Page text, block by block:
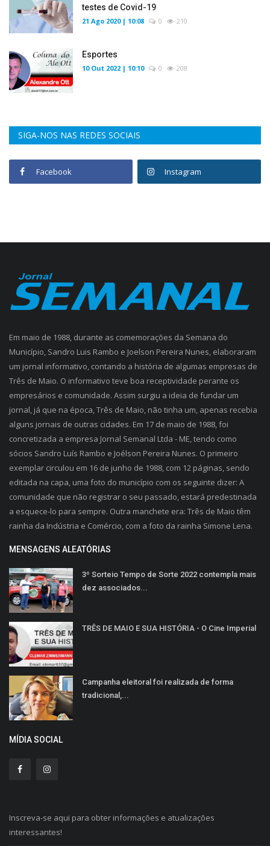
testes de Covid-19
21 Ago 2020 | 10:08 0 210
Esportes
10 Out 2022 | 10:10 0 208
SIGA-NOS NAS REDES SOCIAIS
Facebook Instagram
Em maio de 1988, durante as comemorações da Semana do
Município, Sandro Luis Rambo e Joelson Pereira Nunes, elaboraram
um jornal informativo, contando a história de algumas empresas de
Três de Maio. O informativo teve boa receptividade perante os
empresários e comunidade. Assim surgiu a ideia de fundar um
jornal, já que na época, Três de Maio, não tinha um, apenas recebia
alguns jornais de outras cidades. Em 17 de maio de 1988, foi
concretizada a empresa Jornal Semanal Ltda - ME, tendo como
sócios Sandro Luís Rambo e Joélson Pereira Nunes. O primeiro
exemplar circulou em 16 de junho de 1988, com 12 páginas, sendo
editada na capa, uma foto do município com os seguinte dizer: A
comunidade que não registrar o seu passado, estará predestinada
a esquece-lo para sempre. Outra manchete era: Três de Maio têm
rainha da Indústria e Comércio, com a foto da rainha Simone Lena.
MENSAGENS ALEATÓRIAS
3º Sorteio Tempo de Sorte 2022 contempla mais
dez associados...
TRÊS DE MAIO E SUA HISTÓRIA - O Cine Imperial
Campanha eleitoral foi realizada de forma
tradicional,...
MÍDIA SOCIAL
Inscreva-se aqui para obter informações e atualizações
interessantes!